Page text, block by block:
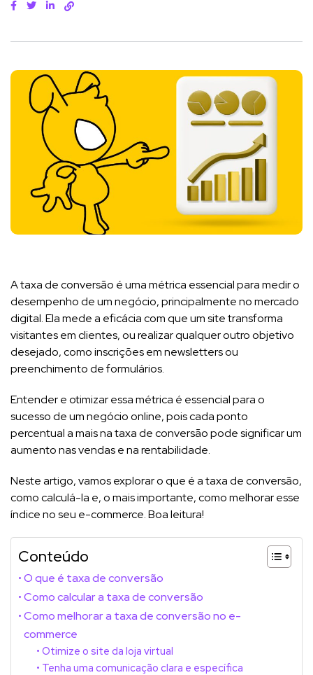
A taxa de conversão é uma métrica essencial para medir o
desempenho de um negócio, principalmente no mercado
digital. Ela mede a eficácia com que um site transforma
visitantes em clientes, ou realizar qualquer outro objetivo
desejado, como inscrições em newsletters ou
preenchimento de formulários.
Entender e otimizar essa métrica é essencial para o
sucesso de um negócio online, pois cada ponto
percentual a mais na taxa de conversão pode significar um
aumento nas vendas e na rentabilidade.
Neste artigo, vamos explorar o que é a taxa de conversão,
como calculá-la e, o mais importante, como melhorar esse
índice no seu e-commerce. Boa leitura!
Conteúdo
O que é taxa de conversão
Como calcular a taxa de conversão
Como melhorar a taxa de conversão no e-
commerce
Otimize o site da loja virtual
Tenha uma comunicação clara e específica